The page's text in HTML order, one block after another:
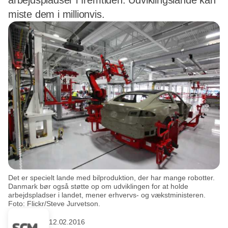
miste dem i millionvis.
Det er specielt lande med bilproduktion, der har mange robotter.
Danmark bør også støtte op om udviklingen for at holde
arbejdspladser i landet, mener erhvervs- og vækstministeren.
Foto: Flickr/Steve Jurvetson.
12.02.2016